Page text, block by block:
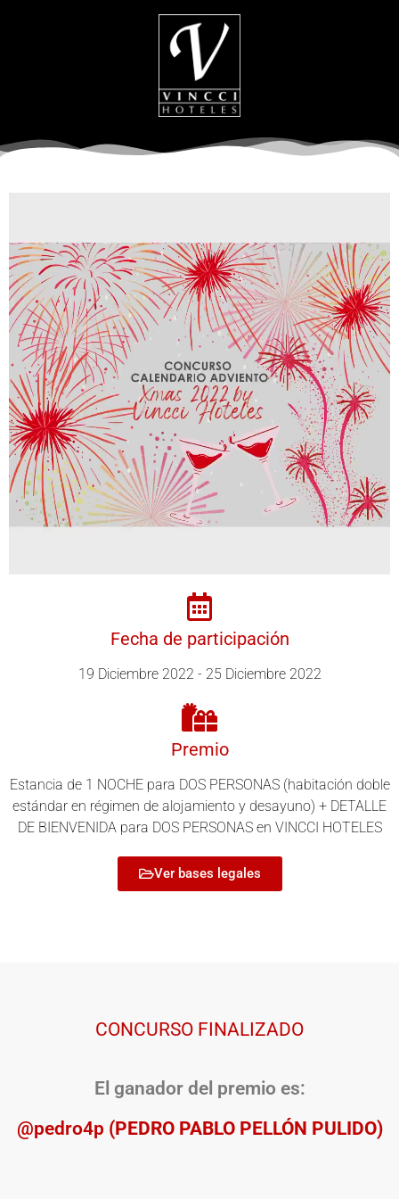
Fecha de participación
19 Diciembre 2022 - 25 Diciembre 2022
Premio
Estancia de 1 NOCHE para DOS PERSONAS (habitación doble
estándar en régimen de alojamiento y desayuno) + DETALLE
DE BIENVENIDA para DOS PERSONAS en VINCCI HOTELES
Ver bases legales
CONCURSO FINALIZADO
El ganador del premio es:
@pedro4p (PEDRO PABLO PELLÓN PULIDO)